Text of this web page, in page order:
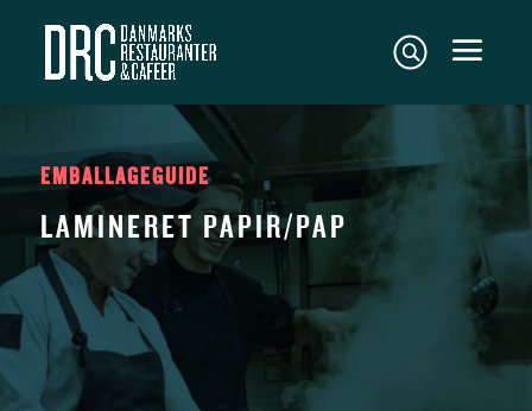
EMBALLAGEGUIDE
LAMINERET PAPIR/PAP